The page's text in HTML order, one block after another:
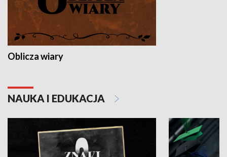
Oblicza wiary
NAUKA I EDUKACJA